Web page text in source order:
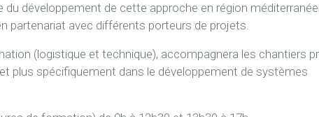
développement de cette approche en région
partenariat avec différents porteurs de projets.
(logistique et technique), accompagnera les chantiers
plus spécifiquement dans le développement de systèmes